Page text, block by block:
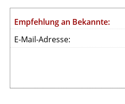
Empfehlung an Bekannte:
E-Mail-Adresse: